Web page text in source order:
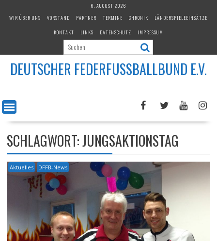
6. AUGUST 2026
WIR ÜBER UNS
VORSTAND PARTNER TERMINE CHRONIK
LÄNDERSPIELEEINSÄTZE
KONTAKT
LINKS DATENSCHUTZ IMPRESSUM
DEUTSCHER FEDERFUSSBALLBUND E.V.
SCHLAGWORT:JUNGSAKTIONSTAG
Aktuelles DFFB-News